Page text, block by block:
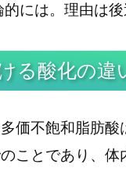
には。理由は後
る酸化の違
価不飽和脂肪
ことであり、体